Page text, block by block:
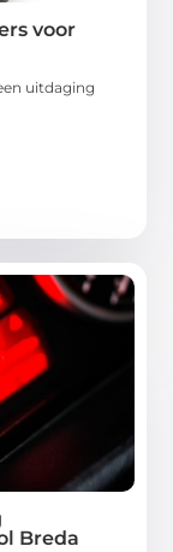
voor
uitdaging
Breda